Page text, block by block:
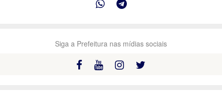
Siga a Prefeitura nas mídias sociais